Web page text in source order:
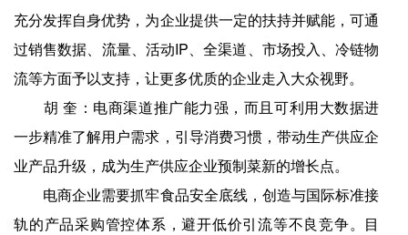
充分发挥自身优势，为企业提供一定的扶持并赋能，可通
过销售数据、流量、活动IP、全渠道、市场投入、冷链物
流等方面予以支持，让更多优质的企业走入大众视野。
胡 奎：电商渠道推广能力强，而且可利用大数据进
一步精准了解用户需求，引导消费习惯，带动生产供应企
业产品升级，成为生产供应企业预制菜新的增长点。
电商企业需要抓牢食品安全底线，创造与国际标准接
轨的产品采购管控体系，避开低价引流等不良竞争。目